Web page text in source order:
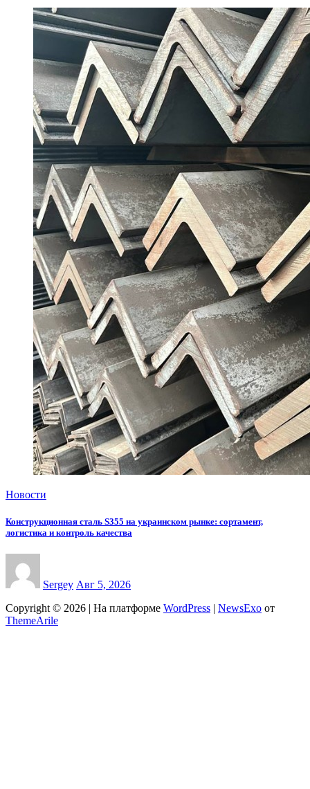
Новости
Конструкционная сталь S355 на украинском рынке: сортамент,
логистика и контроль качества
Sergey Авг 5, 2026
Copyright © 2026 | На платформе WordPress NewsExo от
ThemeArile